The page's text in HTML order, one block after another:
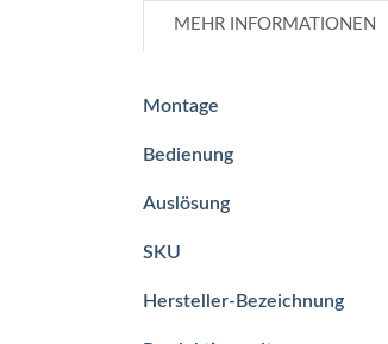
MEHR INFORMATIONEN
Mehr
Montage
Bedienung
Auslösung
SKU
Hersteller-Bezeichnung